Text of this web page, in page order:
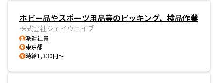
ホビー品やスポーツ用品等のピッキング、検品作業
株式会社ジェイウェイブ
派遣社員
東京都
時給1,330円～